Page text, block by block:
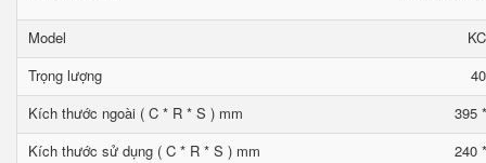
Model
Trọng lượng
Kích thước ngoài ( C * R * S ) mm
395
Kích thước sử dụng ( C * R * S ) mm
240